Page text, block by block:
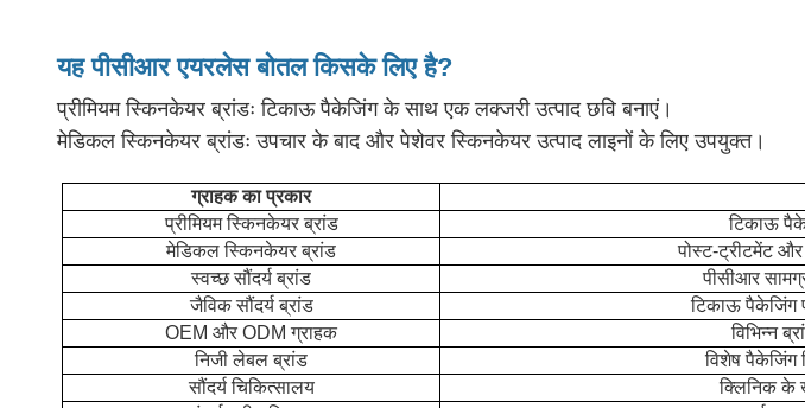
यह पीसीआर एयरलेस बोतल किसके लिए है?
प्रीमियम स्किनकेयर ब्रांडः टिकाऊ पैकेजिंग के साथ एक लक्जरी उत्पाद छवि बनाएं।
मेडिकल स्किनकेयर ब्रांडः उपचार के बाद और पेशेवर स्किनकेयर उत्पाद लाइनों के लिए उपयुक्त।
ग्राहक का प्रकार
प्रीमियम स्किनकेयर ब्रांड
टिकाऊ
मेडिकल स्किनकेयर ब्रांड
पोस्ट-ट्रीटमेंट
स्वच्छ सौंदर्य ब्रांड
पीसीआर
जैविक सौंदर्य ब्रांड
टिकाऊ पैकेजिंग
OEM और ODM ग्राहक
विभिन्न
निजी लेबल ब्रांड
विशेष पैकेजिंग
सौंदर्य चिकित्सालय
क्लिनिक के